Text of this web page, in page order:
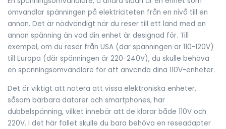
omvandlar spänningen på elektriciteten från en nivå till en
annan. Det är nödvändigt när du reser till ett land med en
annan spänning än vad din enhet är designad för. Till
exempel, om du reser från USA (där spänningen är 110-120V)
till Europa (där spänningen är 220-240V), du skulle behöva
en spänningsomvandlare för att använda dina 110V-enheter.
Det är viktigt att notera att vissa elektroniska enheter,
såsom bärbara datorer och smartphones, har
dubbelspänning, vilket innebär att de klarar både 110V och
220V. I det här fallet skulle du bara behöva en reseadapter